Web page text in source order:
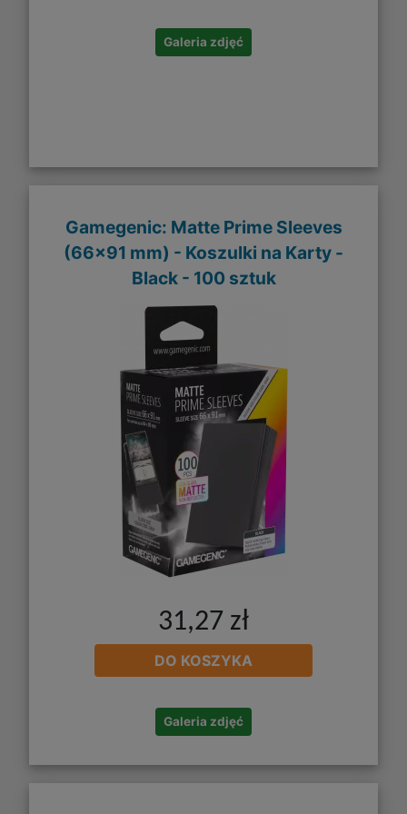
Galeria zdjęć
Gamegenic: Matte Prime Sleeves
(66x91 mm) - Koszulki na Karty -
Black - 100 sztuk
31,27 zł
DO KOSZYKA
Galeria zdjęć